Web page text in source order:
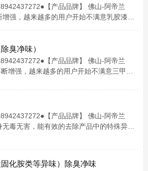
【产品品牌】 佛山-阿帝兰
强，越来越多的用户开始不满意乳胶漆…
臭净味）
【产品品牌】 佛山-阿帝兰
增强，越来越多的用户开始不满意三甲…
【产品品牌】 佛山-阿帝兰
毒无害，能有效的去除产品中的特殊异…
化胺类等异味）除臭净味